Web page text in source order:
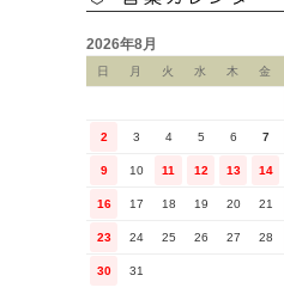
2026年8月
日 月 火 水 木 金
2 3 4 5 6 7
9 10 11 12 13 14
16 17 18 19 20 21
23 24 25 26 27 28
30 31